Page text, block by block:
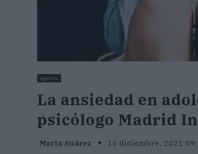
Agencia
La ansiedad en
psicólogo Madrid
Marta Suárez 15 diciembre, 2021